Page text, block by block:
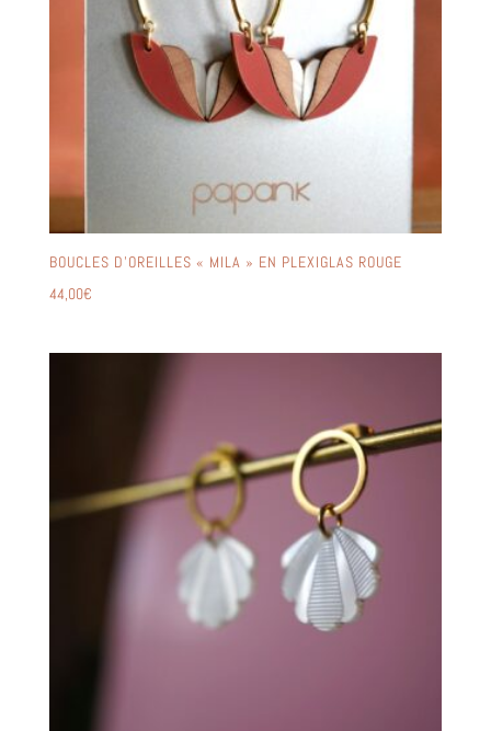
BOUCLES D’OREILLES « MILA » EN PLEXIGLAS ROUGE
44,00€